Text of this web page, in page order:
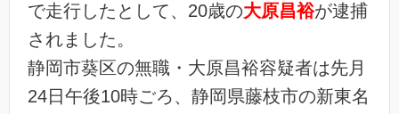
で走行したとして、20歳の大原昌裕が逮捕
されました。
静岡市葵区の無職・大原昌裕容疑者は先月
24日午後10時ごろ、静岡県藤枝市の新東名